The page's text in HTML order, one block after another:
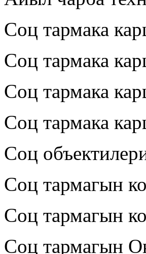
Соц тармака
Соц тармака
Соц тармака
Соц тармака
Соц
Соц тармагын
Соц тармагын
Соц тармагын